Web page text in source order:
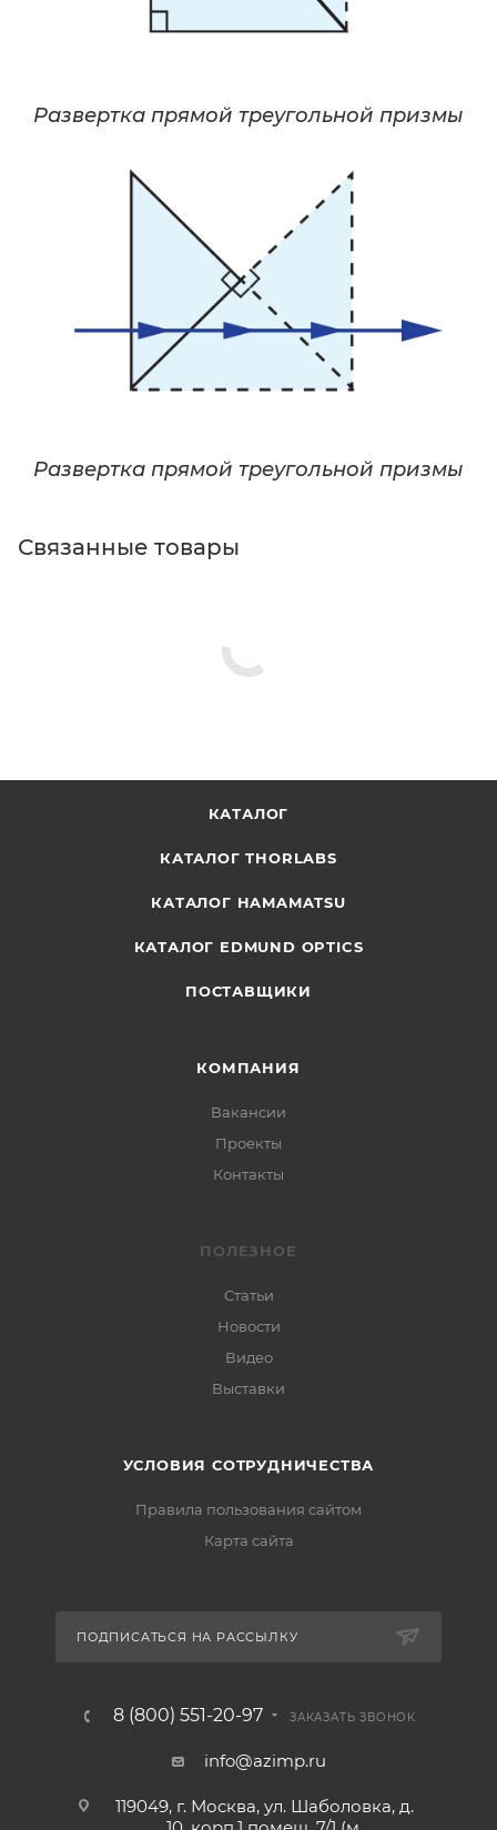
Развертка прямой треугольной призмы
Развертка прямой треугольной призмы
Связанные товары
КАТАЛОГ
КАТАЛОГ THORLABS
КАТАЛОГ HAMAMATSU
КАТАЛОГ EDMUND OPTICS
ПОСТАВЩИКИ
КОМПАНИЯ
Вакансии
Проекты
Контакты
ПОЛЕЗНОЕ
Статьи
Новости
Видео
Выставки
УСЛОВИЯ СОТРУДНИЧЕСТВА
Правила пользования сайтом
Карта сайта
ПОДПИСАТЬСЯ НА РАССЫЛКУ
8 (800) 551-20-97 ЗАКАЗАТЬ ЗВОНОК
info@azimp.ru
119049, г. Москва, ул. Шаболовка, д.